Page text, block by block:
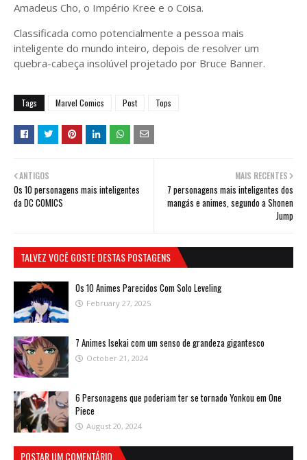
Amadeus Cho, o Império Kree e o Coisa.
Classificada como potencialmente a pessoa mais
inteligente do mundo inteiro, depois de resolver um
quebra-cabeça insolúvel projetado por Bruce Banner.
Tags Marvel Comics Post Tops
MAIS RECENTES
7 personagens mais inteligentes dos
mangás e animes, segundo a Shonen
Jump
ANTIGOS
Os 10 personagens mais inteligentes
da DC COMICS
TALVEZ VOCÊ GOSTE DESTAS POSTAGENS
Os 10 Animes Parecidos Com Solo Leveling
February 27, 2025
7 Animes Isekai com um senso de grandeza gigantesco
October 21, 2024
6 Personagens que poderiam ter se tornado Yonkou em One
Piece
August 20, 2024
POSTAR UM COMENTÁRIO